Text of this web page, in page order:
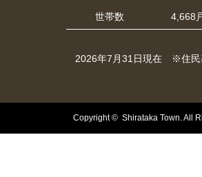
世帯数 4,668
2026年7月31日現在 ※住民
Copyright © Shirataka Town. All